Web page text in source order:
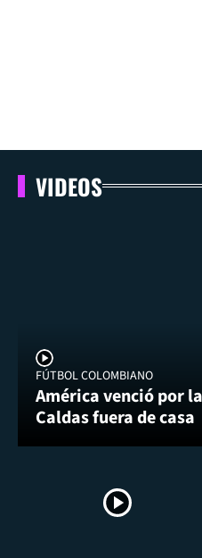
VIDEOS
FÚTBOL COLOMBIANO
América venció por
Caldas fuera de casa